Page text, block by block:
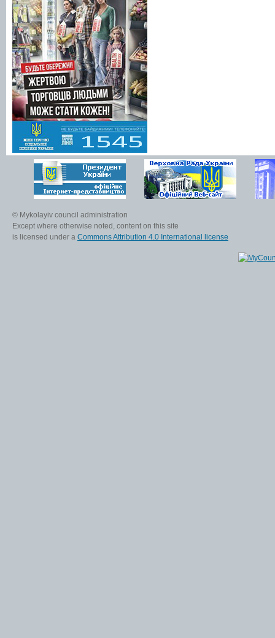
© Mykolayiv council administration
Except where otherwise noted, content on this site
is licensed under a Commons Attribution 4.0 International license